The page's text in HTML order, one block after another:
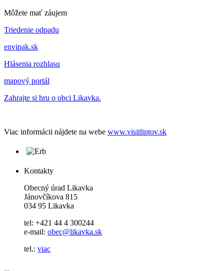
Môžete mať záujem
Triedenie odpadu
envipak.sk
Hlásenia rozhlasu
mapový portál
Zahrajte si hru o obci Likavka.
Viac informácii nájdete na webe www.visitliptov.sk
Kontakty
Obecný úrad Likavka
Jánovčíkova 815
034 95 Likavka
tel: +421 44 4 300244
e-mail: obec@likavka.sk
tel.: viac